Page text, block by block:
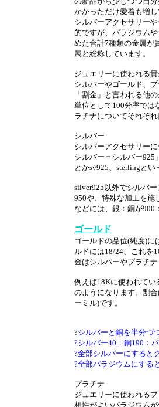
かかっただけ愛着も増し
シルバーアクセサリー
的ですが、パラジウム
めた合計7種類の金属が
属と総称しています。
ジュエリーに使われる
シルバーやゴールド、
「割金」と言われる他
単位として100分率では
ラチナについてそれぞれ
シルバー
シルバーアクセサリー
シルバー＝シルバー925
とかsv925、sterlingと
silver925以外でシルバ
950や、特殊な加工を施
などには、銀：銅が900
ゴールド
ゴールドの品位(純度)に
ルドには18/24、これを
金はシルバーやプラチ
例えば18Kに使われて
のようになります。割
ーミル)です。
?シルバーと銅を半分づ
?シルバー40：銅190：
?全部シルバーにすると
?全部パラジウムにする
プラチナ
ジュエリーに使われる
相性がよいパラジウム